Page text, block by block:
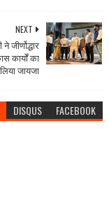
NEXT
जीर्णोद्धार
कार्यों का
लिया जायजा
DISQUS FACEBOOK